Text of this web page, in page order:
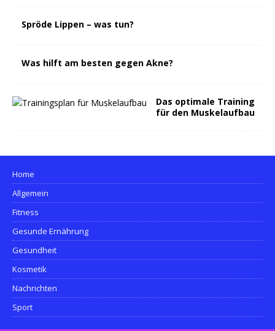
Spröde Lippen – was tun?
Was hilft am besten gegen Akne?
Das optimale Training
für den Muskelaufbau
Home
Allgemein
Fitness
Gesunde Ernährung
Gesundheit
Kosmetik
Nachrichten
Sport